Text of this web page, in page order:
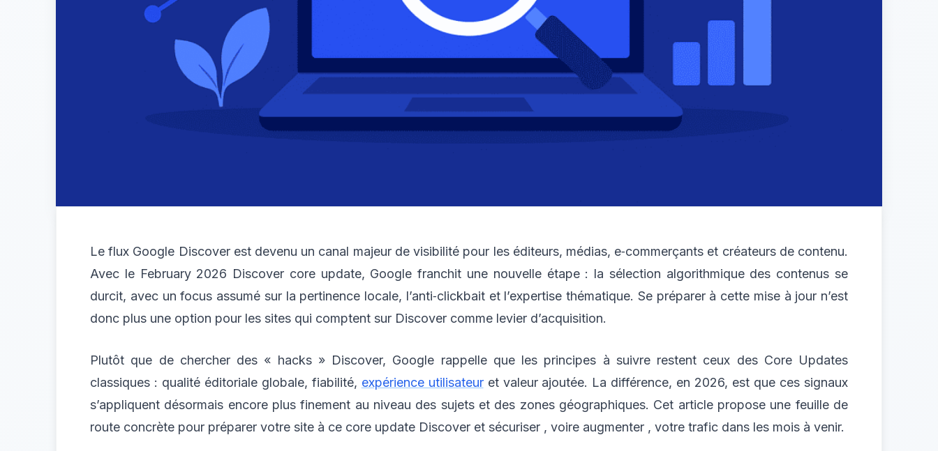
Le flux Google Discover est devenu un canal majeur de visibilité pour les éditeurs, médias, e‑commerçants et créateurs de contenu.
Avec le February 2026 Discover core update, Google franchit une nouvelle étape : la sélection algorithmique des contenus se
durcit, avec un focus assumé sur la pertinence locale, l’anti‑clickbait et l’expertise thématique. Se préparer à cette mise à jour n’est
donc plus une option pour les sites qui comptent sur Discover comme levier d’acquisition.
Plutôt que de chercher des « hacks » Discover, Google rappelle que les principes à suivre restent ceux des Core Updates
classiques : qualité éditoriale globale, fiabilité, expérience utilisateuret valeur ajoutée. La différence, en 2026, est que ces signaux
s’appliquent désormais encore plus finement au niveau des sujets et des zones géographiques. Cet article propose une feuille de
route concrète pour préparer votre site à ce core update Discover et sécuriser , voire augmenter , votre trafic dans les mois à venir.